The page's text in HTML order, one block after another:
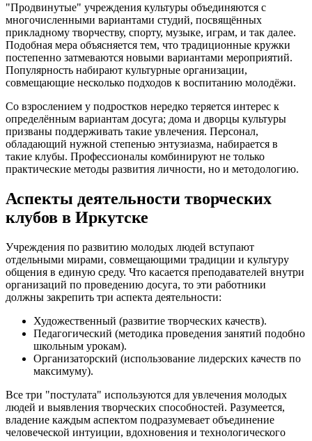
"Продвинутые" учреждения культуры объединяются с
многочисленными вариантами студий, посвящённых
прикладному творчеству, спорту, музыке, играм, и так далее.
Подобная мера объясняется тем, что традиционные кружки
постепенно затмеваются новыми вариантами мероприятий.
Популярность набирают культурные организации,
совмещающие несколько подходов к воспитанию молодёжи.
Со взрослением у подростков нередко теряется интерес к
определённым вариантам досуга; дома и дворцы культуры
призваны поддерживать такие увлечения. Персонал,
обладающий нужной степенью энтузиазма, набирается в
такие клубы. Профессионалы комбинируют не только
практические методы развития личности, но и методологию.
Аспекты деятельности творческих
клубов в Иркутске
Учреждения по развитию молодых людей вступают
отдельными мирами, совмещающими традиции и культуру
общения в единую среду. Что касается преподавателей внутри
организаций по проведению досуга, то эти работники
должны закрепить три аспекта деятельности:
Художественный (развитие творческих качеств).
Педагогический (методика проведения занятий подобно
школьным урокам).
Организаторский (использование лидерских качеств по
максимуму).
Все три "постулата" используются для увлечения молодых
людей и выявления творческих способностей. Разумеется,
владение каждым аспектом подразумевает объединение
человеческой интуиции, вдохновения и технологического